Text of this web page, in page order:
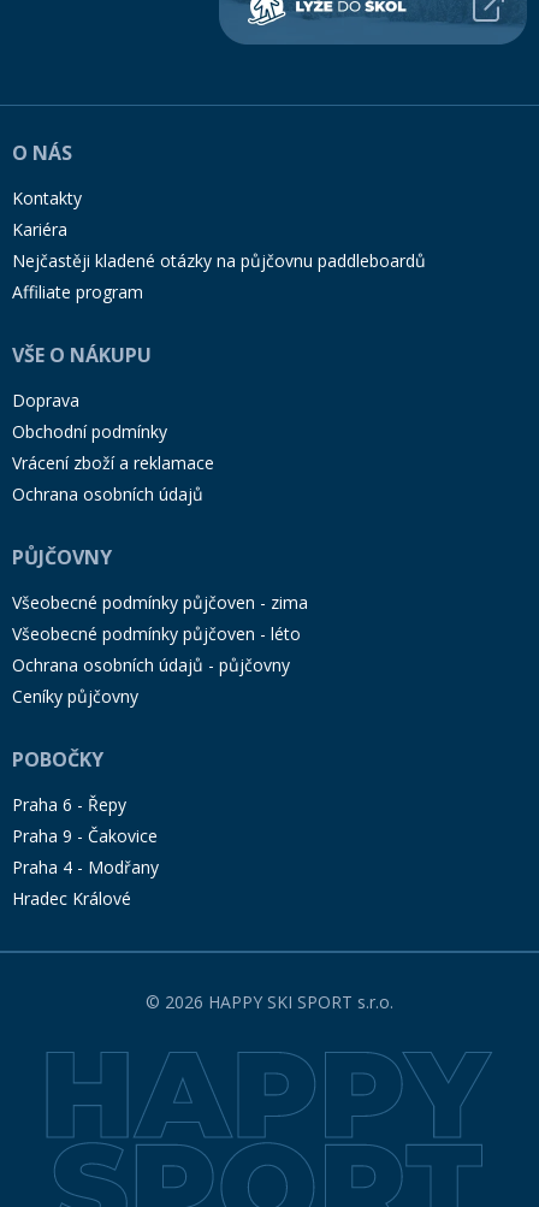
O NÁS
Kontakty
Kariéra
Nejčastěji kladené otázky na půjčovnu paddleboardů
Affiliate program
VŠE O NÁKUPU
Doprava
Obchodní podmínky
Vrácení zboží a reklamace
Ochrana osobních údajů
PŮJČOVNY
Všeobecné podmínky půjčoven - zima
Všeobecné podmínky půjčoven - léto
Ochrana osobních údajů - půjčovny
Ceníky půjčovny
POBOČKY
Praha 6 - Řepy
Praha 9 - Čakovice
Praha 4 - Modřany
Hradec Králové
© 2026 HAPPY SKI SPORT s.r.o.